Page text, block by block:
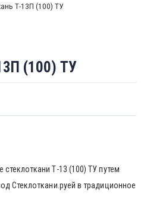
Т-13П (100) ТУ
(100) ТУ
Т-13 (100) ТУ путем
Стеклоткани.руей в традиционное